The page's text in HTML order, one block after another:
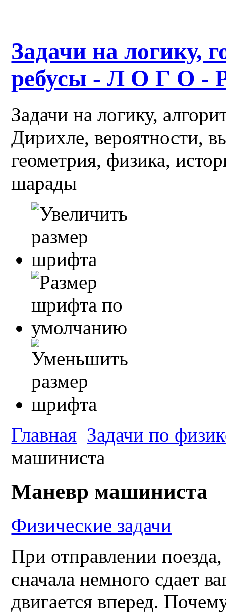
Задачи на логику,
ребусы - Л О Г О -
Задачи на логику,
Дирихле, вероятности,
геометрия, физика,
шарады
Главная Задачи по
машиниста
Маневр машиниста
Физические задачи
При отправлении
сначала немного сдает
двигается вперед.